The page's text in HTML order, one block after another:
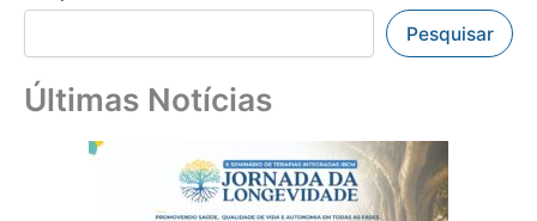
Pesquisar
Últimas Notícias